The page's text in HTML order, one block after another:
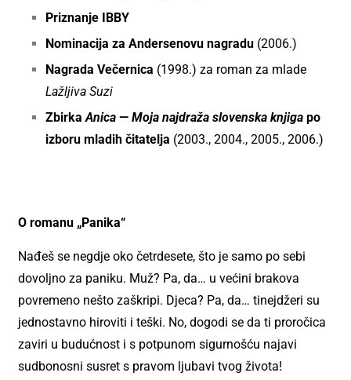
Priznanje IBBY
Nominacija za Andersenovu nagradu (2006.)
Nagrada Večernica (1998.) za roman za mlade
Lažljiva Suzi
ZbirkaAnica —Moja najdraža slovenska knjiga po
izboru mladih čitatelja (2003., 2004., 2005., 2006.)
O romanu „Panika“
Nađeš se negdje oko četrdesete, što je samo po sebi
dovoljno za paniku. Muž? Pa, da… u većini brakova
povremeno nešto zaškripi. Djeca? Pa, da… tinejdžeri su
jednostavno hiroviti i teški. No, dogodi se da ti proročica
zaviri u budućnost i s potpunom sigurnošću najavi
sudbonosni susret s pravom ljubavi tvog života!